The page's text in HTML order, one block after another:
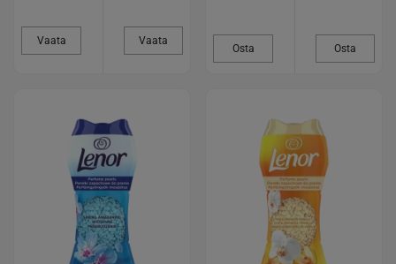
Vaata Vaata
Osta Osta